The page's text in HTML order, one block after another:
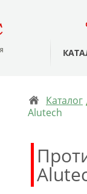
Каталог
Alutech